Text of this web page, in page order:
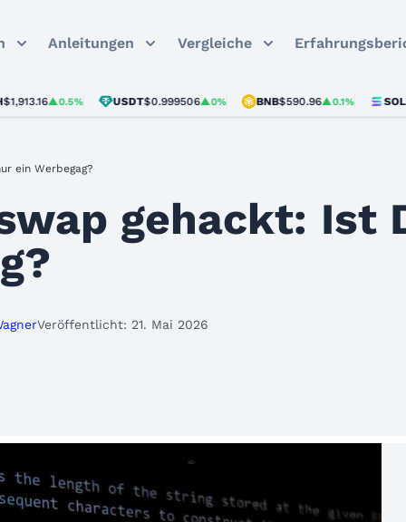
Anleitungen Vergleiche
▲0.5% USDT$0.999506▲0% BNB$590.96▲0.1% SOL $73.61
ein Werbegag?
gehackt: Ist
Veröffentlicht: 21. Mai 2026